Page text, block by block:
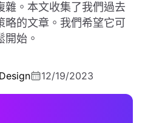
雜。本文收集了我們過去
略的文章。我們希望它可
始。
12/19/2023